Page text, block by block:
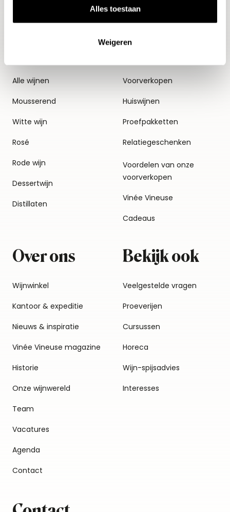
Alles toestaan
Weigeren
Alle wijnen
Mousserend
Witte wijn
Rosé
Rode wijn
Dessertwijn
Distillaten
Thema's
Voorverkopen
Huiswijnen
Proefpakketten
Relatiegeschenken
Voordelen van onze
voorverkopen
Vinée Vineuse
Cadeaus
Over ons
Wijnwinkel
Kantoor & expeditie
Nieuws & inspiratie
Vinée Vineuse magazine
Historie
Onze wijnwereld
Team
Vacatures
Agenda
Contact
Bekijk ook
Veelgestelde vragen
Proeverijen
Cursussen
Horeca
Wijn-spijsadvies
Interesses